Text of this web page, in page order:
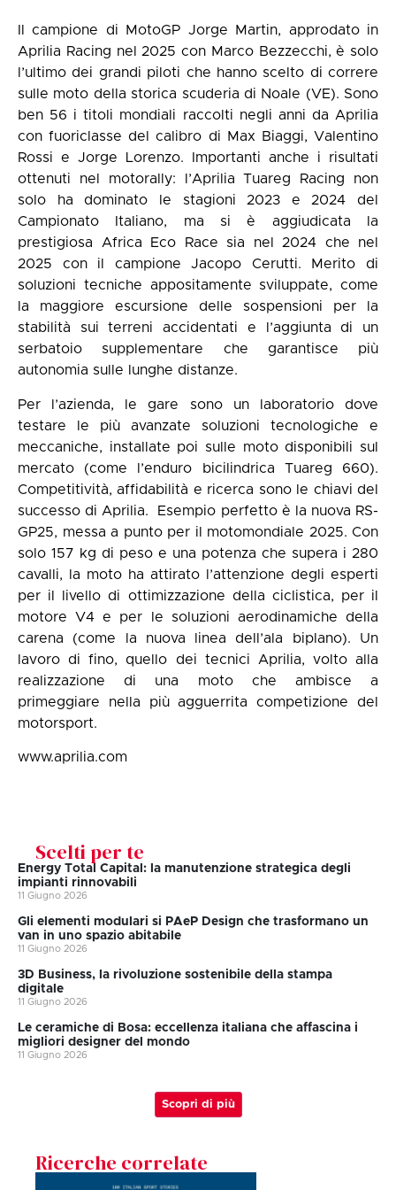
Il campione di MotoGP Jorge Martin, approdato in
Aprilia Racing nel 2025 con Marco Bezzecchi, è solo
l’ultimo dei grandi piloti che hanno scelto di correre
sulle moto della storica scuderia di Noale (VE). Sono
ben 56 i titoli mondiali raccolti negli anni da Aprilia
con fuoriclasse del calibro di Max Biaggi, Valentino
Rossi e Jorge Lorenzo. Importanti anche i risultati
ottenuti nel motorally: l’Aprilia Tuareg Racing non
solo ha dominato le stagioni 2023 e 2024 del
Campionato Italiano, ma si è aggiudicata la
prestigiosa Africa Eco Race sia nel 2024 che nel
2025 con il campione Jacopo Cerutti. Merito di
soluzioni tecniche appositamente sviluppate, come
la maggiore escursione delle sospensioni per la
stabilità sui terreni accidentati e l’aggiunta di un
serbatoio supplementare che garantisce più
autonomia sulle lunghe distanze.
Per l’azienda, le gare sono un laboratorio dove
testare le più avanzate soluzioni tecnologiche e
meccaniche, installate poi sulle moto disponibili sul
mercato (come l’enduro bicilindrica Tuareg 660).
Competitività, affidabilità e ricerca sono le chiavi del
successo di Aprilia. Esempio perfetto è la nuova RS-
GP25, messa a punto per il motomondiale 2025. Con
solo 157 kg di peso e una potenza che supera i 280
cavalli, la moto ha attirato l’attenzione degli esperti
per il livello di ottimizzazione della ciclistica, per il
motore V4 e per le soluzioni aerodinamiche della
carena (come la nuova linea dell’ala biplano). Un
lavoro di fino, quello dei tecnici Aprilia, volto alla
realizzazione di una moto che ambisce a
primeggiare nella più agguerrita competizione del
motorsport.
www.aprilia.com
Scelti per te
Energy Total Capital: la manutenzione strategica degli
impianti rinnovabili
11 Giugno 2026
Gli elementi modulari si PAeP Design che trasformano un
van in uno spazio abitabile
11 Giugno 2026
3D Business, la rivoluzione sostenibile della stampa
digitale
11 Giugno 2026
Le ceramiche di Bosa: eccellenza italiana che affascina i
migliori designer del mondo
11 Giugno 2026
Scopri di più
Ricerche correlate